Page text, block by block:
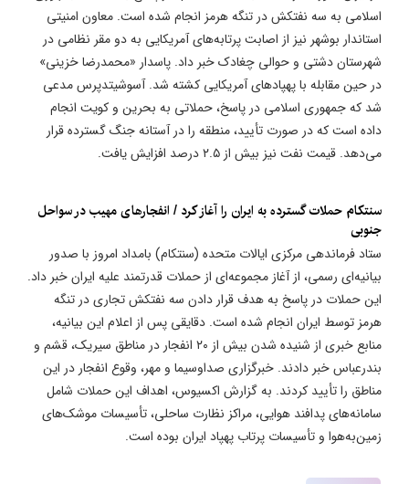
اسلامی به سه نفتکش در تنگه هرمز انجام شده است. معاون امنیتی
استاندار بوشهر نیز از اصابت پرتابه‌های آمریکایی به دو مقر نظامی در
شهرستان دشتی و حوالی چغادک خبر داد. پاسدار «محمدرضا خزینی»
در حین مقابله با پهپادهای آمریکایی کشته شد. آسوشیتدپرس مدعی
شد که جمهوری اسلامی در پاسخ، حملاتی به بحرین و کویت انجام
داده است که در صورت تأیید، منطقه را در آستانه جنگ گسترده قرار
می‌دهد. قیمت نفت نیز بیش از ۲.۵ درصد افزایش یافت.
سنتکام حملات گسترده به ایران را آغاز کرد / انفجارهای مهیب در سواحل
جنوبی
ستاد فرماندهی مرکزی ایالات متحده (سنتکام) بامداد امروز با صدور
بیانیه‌ای رسمی، از آغاز مجموعه‌ای از حملات قدرتمند علیه ایران خبر داد.
این حملات در پاسخ به هدف قرار دادن سه نفتکش تجاری در تنگه
هرمز توسط ایران انجام شده است. دقایقی پس از اعلام این بیانیه،
منابع خبری از شنیده شدن بیش از ۲۰ انفجار در مناطق سیریک، قشم و
بندرعباس خبر دادند. خبرگزاری صداوسیما و مهر، وقوع انفجار در این
مناطق را تأیید کردند. به گزارش اکسیوس، اهداف این حملات شامل
سامانه‌های پدافند هوایی، مراکز نظارت ساحلی، تأسیسات موشک‌های
زمین‌به‌هوا و تأسیسات پرتاب پهپاد ایران بوده است.